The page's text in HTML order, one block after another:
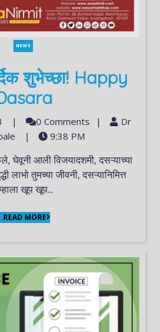
NEWS
शुभेच्छा! Happy
| 0 Comments |
Dr
| 9:38 PM
तुमच्या जीवनी, दसऱ्यानिमित्त
खूप खूप...
READ MORE